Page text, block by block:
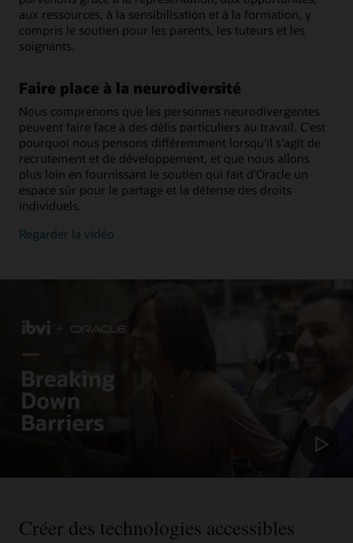
aux ressources, à la sensibilisation et à la formation, y
compris le soutien pour les parents, les tuteurs et les
soignants.
Faire place à la neurodiversité
Nous comprenons que les personnes neurodivergentes
peuvent faire face à des défis particuliers au travail. C'est
pourquoi nous pensons différemment lorsqu'il s'agit de
recrutement et de développement, et que nous allons
plus loin en fournissant le soutien qui fait d'Oracle un
espace sûr pour le partage et la défense des droits
individuels.
Regarder la vidéo
Créer des technologies accessibles